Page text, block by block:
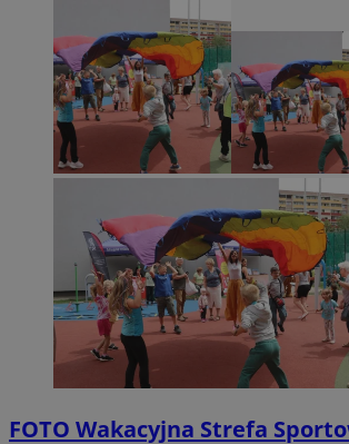
FOTO Wakacyjna Strefa